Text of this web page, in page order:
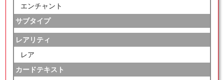
エンチャント
サブタイプ
レアリティ
レア
カードテキスト